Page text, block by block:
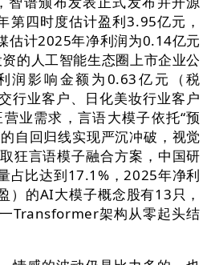
第四时度估计盈利3.95亿元，
估计2025年净利润为0.14亿元
的人工智能生态圈上市企业公
润影响金额为0.63亿元（税
行业客户、日化美妆行业客户
业需求，言语大模子依托“预
自回归线实现严沉冲破，视觉
狂言语模子融合方案，中国研
占比达到17.1%，2025年净利
）的AI大模子概念股有13只，
Transformer架构从零起头结